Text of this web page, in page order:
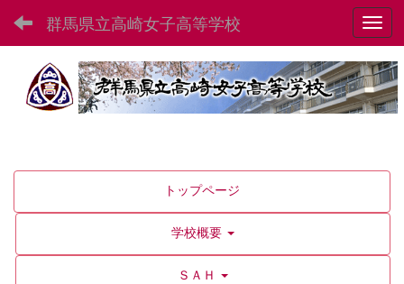
群馬県立高崎女子高等学校
トップページ
学校概要
ＳＡＨ